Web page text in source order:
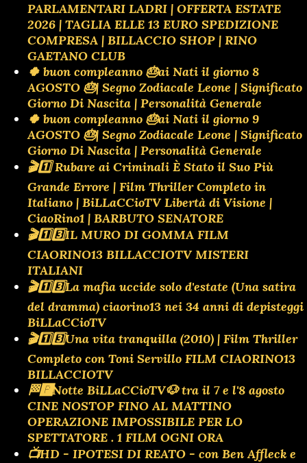
PARLAMENTARI LADRI | OFFERTA ESTATE
2026 | TAGLIA ELLE 13 EURO SPEDIZIONE
COMPRESA | BILLACCIO SHOP | RINO
GAETANO CLUB
🍀 buon compleanno 🎂ai Nati il giorno 8
AGOSTO 🎂| Segno Zodiacale Leone | Significato
Giorno Di Nascita | Personalità Generale
🍀 buon compleanno 🎂ai Nati il giorno 9
AGOSTO 🎂| Segno Zodiacale Leone | Significato
Giorno Di Nascita | Personalità Generale
🎬1️⃣ Rubare ai Criminali È Stato il Suo Più
Grande Errore | Film Thriller Completo in
Italiano | BiLLaCCioTV Libertà di Visione |
CiaoRino1 | BARBUTO SENATORE
🎬1️⃣3️⃣IL MURO DI GOMMA FILM
CIAORINO13 BILLACCIOTV MISTERI
ITALIANI
🎬1️⃣3️⃣La mafia uccide solo d'estate (Una satira
del dramma) ciaorino13 nei 34 anni di depisteggi
BiLLaCCioTV
🎬1️⃣3️⃣Una vita tranquilla (2010) | Film Thriller
Completo con Toni Servillo FILM CIAORINO13
BILLACCIOTV
🏁🅿️Notte BiLLaCCioTV🐶 tra il 7 e l'8 agosto
CINE NOSTOP FINO AL MATTINO
OPERAZIONE IMPOSSIBILE PER LO
SPETTATORE . 1 FILM OGNI ORA
📺HD - IPOTESI DI REATO - con Ben Affleck e